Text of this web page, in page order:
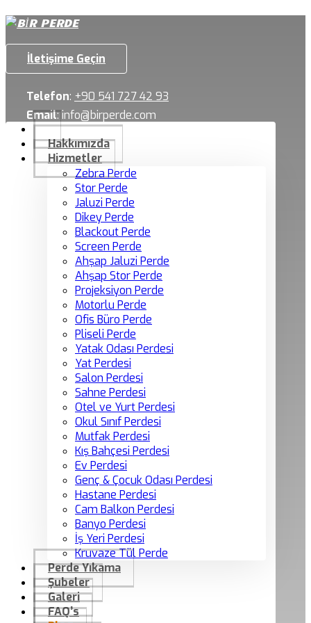
İletişime Geçin
Telefon: +90 541 727 42 93
Email:info@birperde.com
Hakkımızda
Hizmetler
Zebra Perde
Stor Perde
Jaluzi Perde
Dikey Perde
Blackout Perde
Screen Perde
Ahşap Jaluzi Perde
Ahşap Stor Perde
Projeksiyon Perde
Motorlu Perde
Ofis Büro Perde
Pliseli Perde
Yatak Odası Perdesi
Yat Perdesi
Salon Perdesi
Sahne Perdesi
Otel ve Yurt Perdesi
Okul Sınıf Perdesi
Mutfak Perdesi
Kış Bahçesi Perdesi
Ev Perdesi
Genç & Çocuk Odası Perdesi
Hastane Perdesi
Cam Balkon Perdesi
Banyo Perdesi
İş Yeri Perdesi
Kruvaze Tül Perde
Perde Yıkama
Şubeler
Galeri
FAQ’s